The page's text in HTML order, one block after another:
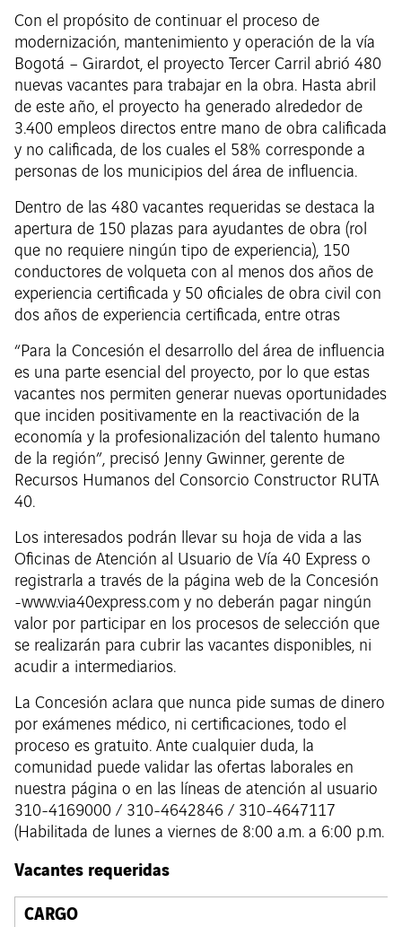
Con el propósito de continuar el proceso de
modernización, mantenimiento y operación de la vía
Bogotá – Girardot, el proyecto Tercer Carril abrió 480
nuevas vacantes para trabajar en la obra. Hasta abril
de este año, el proyecto ha generado alrededor de
3.400 empleos directos entre mano de obra calificada
y no calificada, de los cuales el 58% corresponde a
personas de los municipios del área de influencia.
Dentro de las 480 vacantes requeridas se destaca la
apertura de 150 plazas para ayudantes de obra (rol
que no requiere ningún tipo de experiencia), 150
conductores de volqueta con al menos dos años de
experiencia certificada y 50 oficiales de obra civil con
dos años de experiencia certificada, entre otras
“Para la Concesión el desarrollo del área de influencia
es una parte esencial del proyecto, por lo que estas
vacantes nos permiten generar nuevas oportunidades
que inciden positivamente en la reactivación de la
economía y la profesionalización del talento humano
de la región”, precisó Jenny Gwinner, gerente de
Recursos Humanos del Consorcio Constructor RUTA
40.
Los interesados podrán llevar su hoja de vida a las
Oficinas de Atención al Usuario de Vía 40 Express o
registrarla a través de la página web de la Concesión
-www.via40express.com y no deberán pagar ningún
valor por participar en los procesos de selección que
se realizarán para cubrir las vacantes disponibles, ni
acudir a intermediarios.
La Concesión aclara que nunca pide sumas de dinero
por exámenes médico, ni certificaciones, todo el
proceso es gratuito. Ante cualquier duda, la
comunidad puede validar las ofertas laborales en
nuestra página o en las líneas de atención al usuario
310-4169000 / 310-4642846 / 310-4647117
(Habilitada de lunes a viernes de 8:00 a.m. a 6:00 p.m.
Vacantes requeridas
CARGO